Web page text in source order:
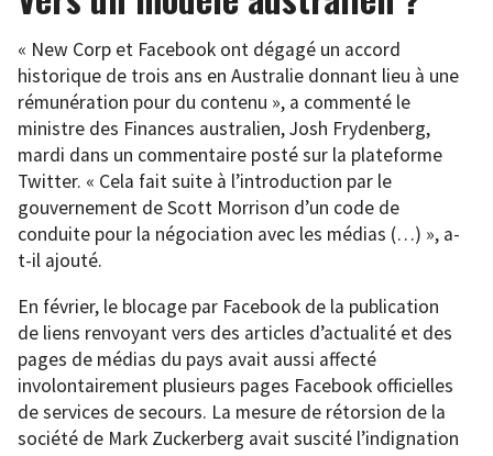
« New Corp et Facebook ont dégagé un accord
historique de trois ans en Australie donnant lieu à une
rémunération pour du contenu », a commenté le
ministre des Finances australien, Josh Frydenberg,
mardi dans un commentaire posté sur la plateforme
Twitter. « Cela fait suite à l’introduction par le
gouvernement de Scott Morrison d’un code de
conduite pour la négociation avec les médias (…) », a-
t-il ajouté.
En février, le blocage par Facebook de la publication
de liens renvoyant vers des articles d’actualité et des
pages de médias du pays avait aussi affecté
involontairement plusieurs pages Facebook officielles
de services de secours. La mesure de rétorsion de la
société de Mark Zuckerberg avait suscité l’indignation